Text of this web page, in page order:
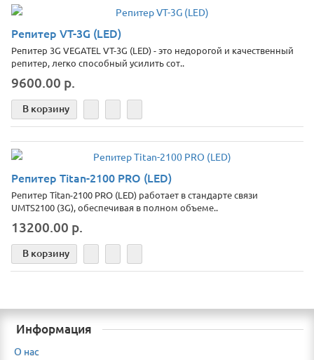
Репитер VT-3G (LED)
Репитер 3G VEGATEL VT-3G (LED) - это недорогой и качественный
репитер, легко способный усилить сот..
9600.00 р.
В корзину
Репитер Titan-2100 PRO (LED)
Репитер Titan-2100 PRO (LED) работает в стандарте связи
UMTS2100 (3G), обеспечивая в полном объеме..
13200.00 р.
В корзину
Информация
О нас